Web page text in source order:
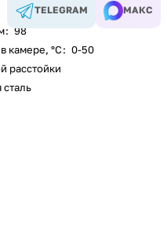
: 98
камере, °С: 0-50
расстойки
TELEGRAM МАКС